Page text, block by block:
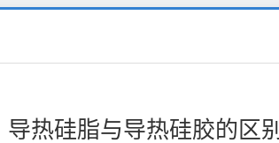
导热硅脂与导热硅胶的区别